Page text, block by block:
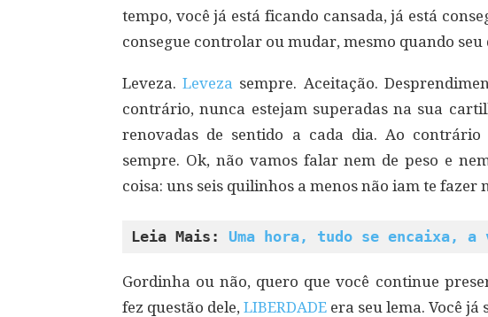
tempo, você já está ficando cansada, já está
consegue controlar ou mudar, mesmo quando seu
Leveza.Leveza sempre. Aceitação.
contrário, nunca estejam superadas na sua
renovadas de sentido a cada dia. Ao
sempre. Ok, não vamos falar nem de peso e
coisa: uns seis quilinhos a menos não iam te fazer
Leia Mais: Uma hora, tudo se encaixa,
Gordinha ou não, quero que você continue
fez questão dele, LIBERDADE era seu lema. Você já